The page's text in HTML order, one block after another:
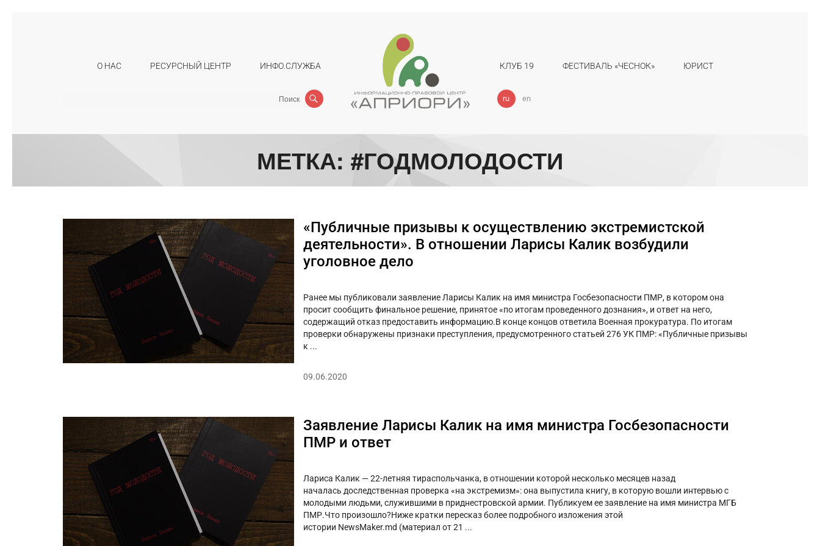
О НАС РЕСУРСНЫЙ ЦЕНТР ИНФО.СЛУЖБА
Поиск
КЛУБ 19 ФЕСТИВАЛЬ «ЧЕСНОК» ЮРИСТ
ru en
МЕТКА: #ГОДМОЛОДОСТИ
«Публичные призывы к осуществлению экстремистской
деятельности». В отношении Ларисы Калик возбудили
уголовное дело
Ранее мы публиковали заявление Ларисы Калик на имя министра Госбезопасности ПМР, в котором она
просит сообщить финальное решение, принятое «по итогам проведенного дознания», и ответ на него,
содержащий отказ предоставить информацию.В конце концов ответила Военная прокуратура. По итогам
проверки обнаружены признаки преступления, предусмотренного статьей 276 УК ПМР: «Публичные призывы
к ...
09.06.2020
Заявление Ларисы Калик на имя министра Госбезопасности
ПМР и ответ
Лариса Калик — 22-летняя тираспольчанка, в отношении которой несколько месяцев назад
началась доследственная проверка «на экстремизм»: она выпустила книгу, в которую вошли интервью с
молодыми людьми, служившими в приднестровской армии. Публикуем ее заявление на имя министра МГБ
ПМР.Что произошло?Ниже кратки пересказ более подробного изложения этой
истории NewsMaker.md (материал от 21 ...